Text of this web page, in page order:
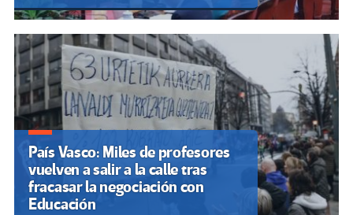
País Vasco: Miles de profesores
vuelven a salir a la calle tras
fracasar la negociación con
Educación